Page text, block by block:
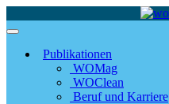
Publikationen
WOMag
WOClean
Beruf und Karriere